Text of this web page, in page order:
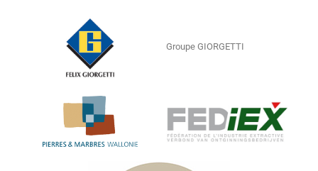
Groupe GIORGETTI